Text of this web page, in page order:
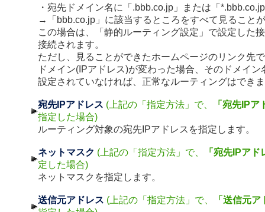
・宛先ドメイン名に「.bbb.co.jp」または「
→「bbb.co.jp」に該当するところをすべて見ること
この場合は、「静的ルーティング設定」で設定した
接続されます。
ただし、見ることができたホームページのリンク先で
ドメイン(IPアドレス)が変わった場合、そのドメイン
設定されていなければ、正常なルーティングはでき
宛先IPアドレス (上記の「指定方法」で、
「宛先IP
指定した場合)
ルーティング対象の宛先IPアドレスを指定します。
ネットマスク (上記の「指定方法」で、
「宛先IPア
定した場合)
ネットマスクを指定します。
送信元アドレス (上記の「指定方法」で、
「送信元